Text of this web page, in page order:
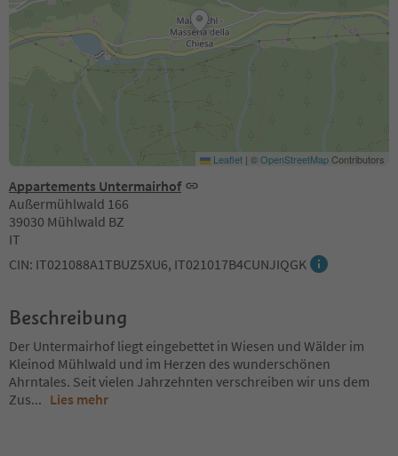
Appartements Untermairhof
Außermühlwald 166
39030 Mühlwald BZ
IT
CIN: IT021088A1TBUZ5XU6, IT021017B4CUNJIQGK
Leaflet | ©OpenStreetMapContributors
Beschreibung
Der Untermairhof liegt eingebettet in Wiesen und Wälder im
Kleinod Mühlwald und im Herzen des wunderschönen
Ahrntales. Seit vielen Jahrzehnten verschreiben wir uns dem
Zus... Lies mehr